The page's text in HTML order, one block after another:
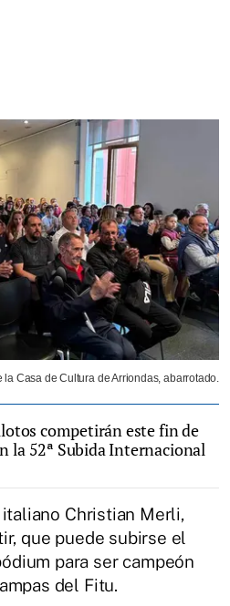
la Casa de Cultura de Arriondas, abarrotado.
competirán este fin de
la 52ª Subida Internacional
Christian Merli,
que puede subirse el
para ser campeón
del Fitu.